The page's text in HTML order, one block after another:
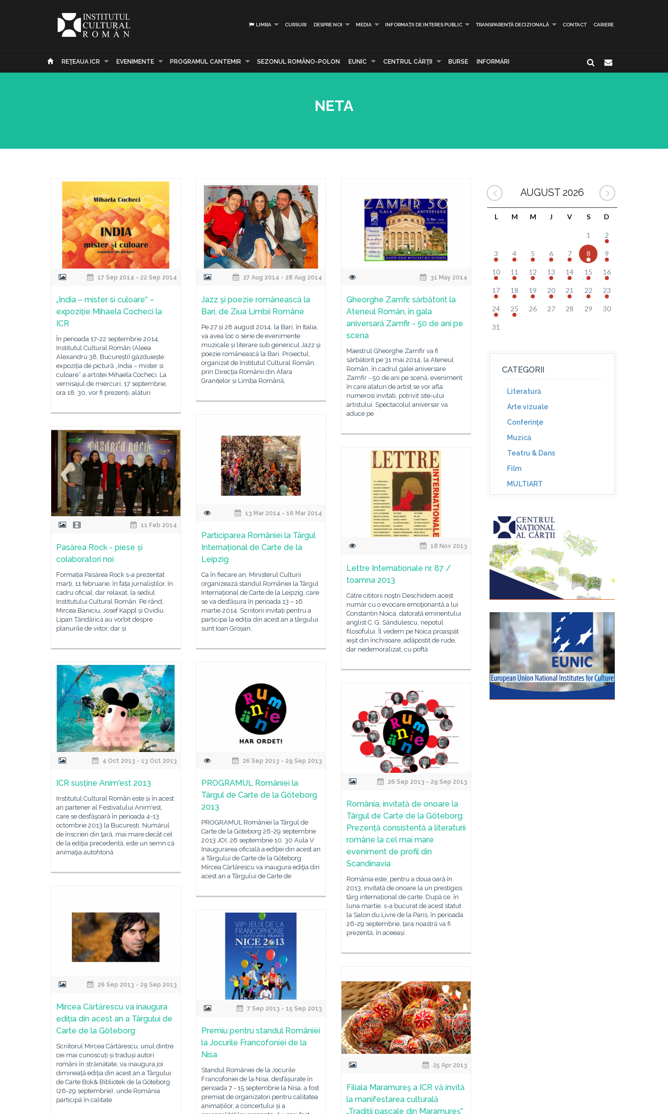
LIMBA CURSURI DESPRE NOI MEDIA INFORMAȚII DE INTERES PUBLIC TRANSPARENȚĂ DECIZIONALĂ CONTACT CARIERE
REŢEAUA ICR EVENIMENTE PROGRAMUL CANTEMIR SEZONUL ROMÂNO-POLON EUNIC CENTRUL CĂRŢII BURSE INFORMĂRI
NETA
17 Sep 2014 - 22 Sep 2014
„India – mister si culoare“ –
expoziție Mihaela Cocheci la
ICR
În perioada 17-22 septembrie 2014,
Institutul Cultural Român (Aleea
Alexandru 38, București) găzduiește
expoziția de pictură „India – mister si
culoare“ a artistei Mihaela Cocheci. La
vernisajul de miercuri, 17 septembrie,
ora 18. 30, vor fi prezenți, alături
27 Aug 2014 - 28 Aug 2014
Jazz şi poezie românească la
Bari, de Ziua Limbii Române
Pe 27 și 28 august 2014, la Bari, în Italia,
va avea loc o serie de evenimente
muzicale și literare sub genericul Jazz şi
poezie românească la Bari. Proiectul,
organizat de Institutul Cultural Român,
prin Direcția Românii din Afara
Granițelor și Limba Română,
31 May 2014
Gheorghe Zamfir, sărbătorit la
Ateneul Român, în gala
aniversară Zamfir - 50 de ani pe
scena
Maestrul Gheorghe Zamfir va fi
sărbătorit pe 31 mai 2014, la Ateneul
Român, în cadrul galei aniversare
Zamfir - 50 de ani pe scenă, eveniment
în care alaturi de artist se vor afla
numerosi invitati, potrivit site-ului
artistului. Spectacolul aniversar va
aduce pe
13 Mar 2014 - 16 Mar 2014
Participarea României la Târgul
Internațional de Carte de la
Leipzig
Ca în fiecare an, Ministerul Culturii
organizează standul României la Târgul
Internațional de Carte de la Leipzig, care
se va desfășura în perioada 13 – 16
martie 2014. Scriitorii invitați pentru a
participa la ediția din acest an a târgului
sunt Ioan Groșan,
11 Feb 2014
Pasărea Rock - piese și
colaboratori noi
Formația Pasărea Rock s-a prezentat
marți, 11 februarie, în fața jurnaliștilor, în
cadru oficial, dar relaxat, la sediul
Institutului Cultural Român. Pe rând,
Mircea Baniciu, Josef Kappl și Ovidiu
Lipan Țăndărică au vorbit despre
planurile de viitor, dar și
18 Nov 2013
Lettre Internationale nr. 87 /
toamna 2013
Către cititorii noştri Deschidem acest
număr cu o evocare emoţionantă a lui
Constantin Noica, datorată eminentului
anglist C. G. Săndulescu, nepotul
filosofului. Îl vedem pe Noica proaspăt
ieşit din închisoare, adăpostit de rude,
dar nedemoralizat, cu poftă
4 Oct 2013 - 13 Oct 2013
ICR susține Anim'est 2013
Institutul Cultural Român este și în acest
an partener al Festivalului Anim'est,
care se desfăşoară în perioada 4-13
octombrie 2013 la București. Numărul
de înscrieri din ţară, mai mare decât cel
de la ediţia precedentă, este un semn că
animaţia autohtonă
26 Sep 2013 - 29 Sep 2013
PROGRAMUL României la
Târgul de Carte de la Göteborg
2013
PROGRAMUL României la Târgul de
Carte de la Göteborg 26-29 septembrie
2013 JOI, 26 septembrie 10. 30 Aula V
Inaugurarea oficială a ediţiei din acest an
a Târgului de Carte de la Göteborg
Mircea Cărtărescu va inaugura ediţia din
acest an a Târgului de Carte de
26 Sep 2013 - 29 Sep 2013
România, invitată de onoare la
Târgul de Carte de la Göteborg.
Prezență consistentă a literaturii
române la cel mai mare
eveniment de profil din
Scandinavia
România este, pentru a doua oară în
2013, invitată de onoare la un prestigios
târg internațional de carte. După ce, în
luna martie, s-a bucurat de acest statut
la Salon du Livre de la Paris, în perioada
26-29 septembrie, țara noastră va fi
prezentă, în aceeași
26 Sep 2013 - 29 Sep 2013
Mircea Cărtărescu va inaugura
ediția din acest an a Târgului de
Carte de la Göteborg
Scriitorul Mircea Cărtărescu, unul dintre
cei mai cunoscuți și traduși autori
români în străinătate, va inaugura joi
dimineață ediția din acest an a Târgului
de Carte Bok& Bibliotek de la Göteborg
(26-29 septembrie), unde România
participă în calitate
7 Sep 2013 - 15 Sep 2013
Premiu pentru standul României
la Jocurile Francofoniei de la
Nisa
Standul României de la Jocurile
Francofoniei de la Nisa, desfășurate în
perioada 7 - 15 septembrie la Nisa, a fost
premiat de organizatori pentru calitatea
animațiilor, a concertului și a
25 Apr 2013
Filiala Maramureş a ICR vă invită
la manifestarea culturală
„Tradiţii pascale din Maramureş”
AUGUST 2026
L M M J V S D
1 2
3 4 5 6 7 8 9
10 11 12 13 14 15 16
17 18 19 20 21 22 23
24 25 26 27 28 29 30
31
CATEGORII
Literatură
Arte vizuale
Conferinţe
Muzică
Teatru & Dans
Film
MULTIART